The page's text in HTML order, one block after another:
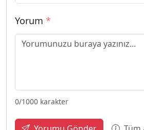
Yorum *
0/1000 karakter